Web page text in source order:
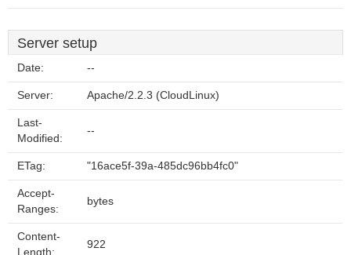
Server setup
Date: --
Server: Apache/2.2.3 (CloudLinux)
Last-
Modified:
--
ETag: "16ace5f-39a-485dc96bb4fc0"
Accept-
Ranges:
bytes
Content-
Length:
922